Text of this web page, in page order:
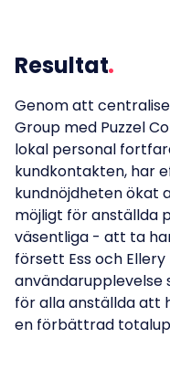
Resultat
Genom att
Group med Puzzel
lokal personal
kundkontakten, har
kundnöjdheten ökat
möjligt för anställda
väsentliga - att ta
försett Ess och
användarupplevelse
för alla anställda att
en förbättrad